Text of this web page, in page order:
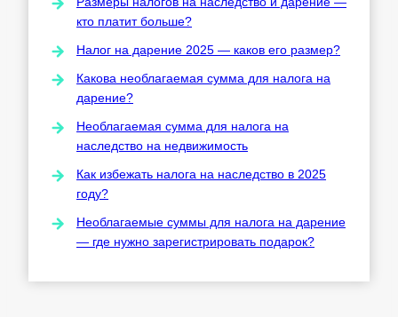
кто платит больше?
Налог на дарение 2025 — каков его размер?
Какова необлагаемая сумма для налога на
дарение?
Необлагаемая сумма для налога на
наследство на недвижимость
Как избежать налога на наследство в 2025
году?
Необлагаемые суммы для налога на дарение
— где нужно зарегистрировать подарок?